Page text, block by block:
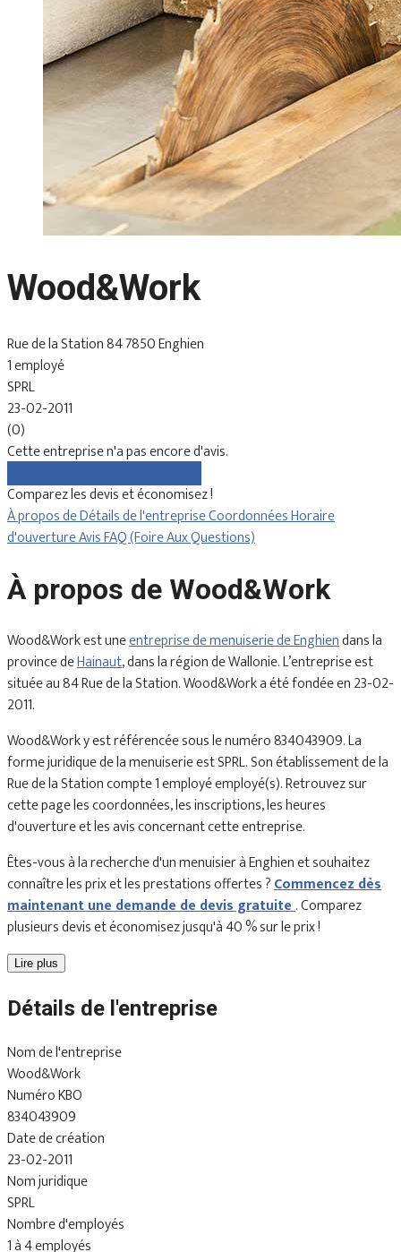
Wood&Work
Rue de la Station 84 7850 Enghien
1 employé
SPRL
23-02-2011
(0)
Cette entreprise n'a pas encore d'avis.
Comparez les devis et économisez !
À propos deDétails de l'entrepriseCoordonnéesHoraire
d'ouvertureAvisFAQ (Foire Aux Questions)
À propos de Wood&Work
Wood&Work est uneentreprise de menuiserie de Enghiendans la
province deHainaut, dans la région de Wallonie. L’entreprise est
située au 84 Rue de la Station. Wood&Work a été fondée en 23-02-
2011.
Wood&Work y est référencée sous le numéro 834043909. La
forme juridique de la menuiserie est SPRL. Son établissement de la
Rue de la Station compte 1 employé employé(s). Retrouvez sur
cette page les coordonnées, les inscriptions, les heures
d'ouverture et les avis concernant cette entreprise.
Êtes-vous à la recherche d'un menuisier à Enghien et souhaitez
connaître les prix et les prestations offertes ?Commencez dès
maintenant une demande de devis gratuite. Comparez
plusieurs devis et économisez jusqu'à 40 % sur le prix !
Lire plus
Détails de l'entreprise
Nom de l'entreprise
Wood&Work
Numéro KBO
834043909
Date de création
23-02-2011
Nom juridique
SPRL
Nombre d'employés
1 à 4 employés